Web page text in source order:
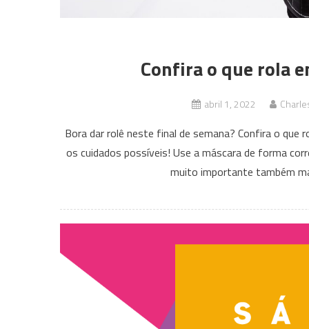
Confira o que rola
abril 1, 2022
Bora dar rolê neste final de semana? Confira o
os cuidados possíveis! Use a máscara de forma
muito importante também